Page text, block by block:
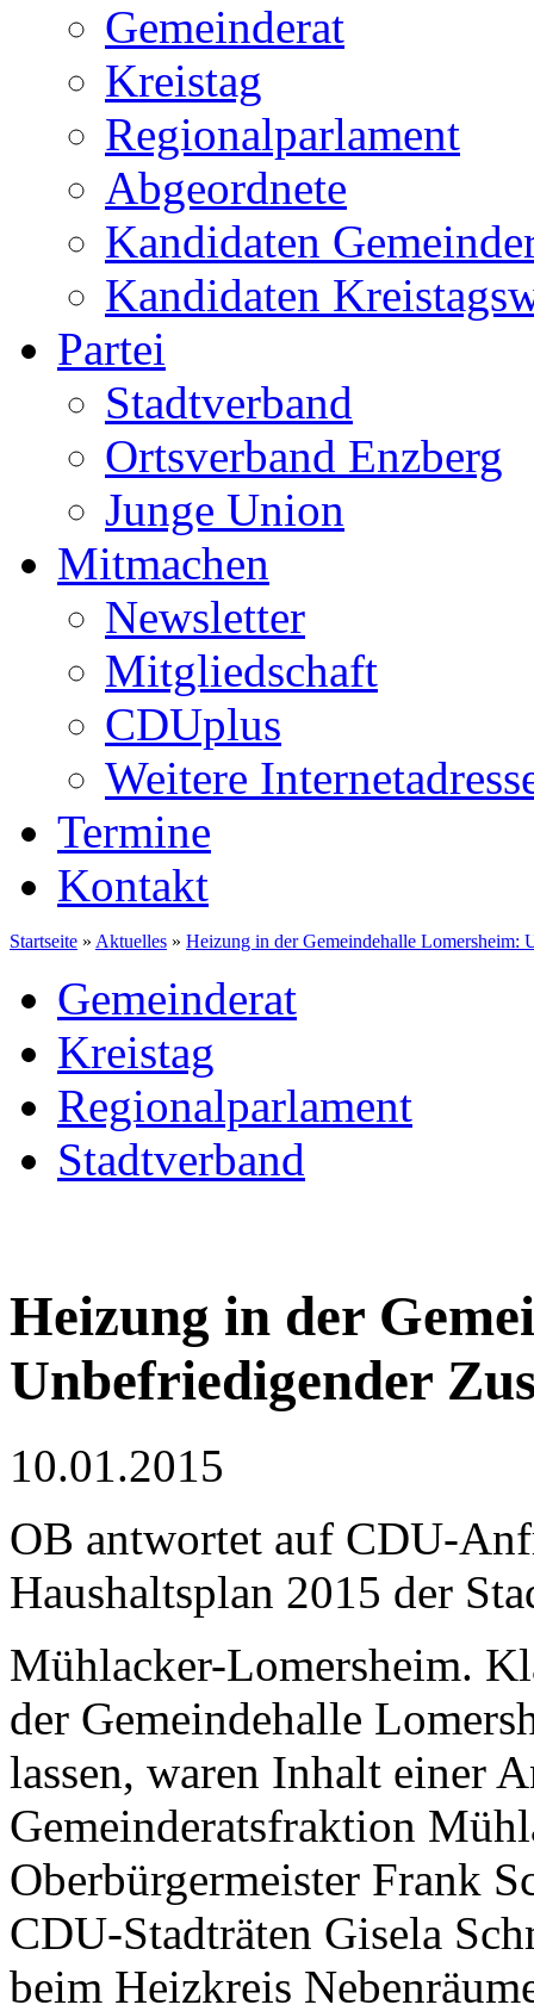
Gemeinderat
Kreistag
Regionalparlament
Abgeordnete
Kandidaten
Kandidaten
Partei
Stadtverband
Ortsverband Enzberg
Junge Union
Mitmachen
Newsletter
Mitgliedschaft
CDUplus
Weitere
Termine
Kontakt
Startseite » Aktuelles » Heizung in der Gemeindehalle Lomersheim:
Gemeinderat
Kreistag
Regionalparlament
Stadtverband
Heizung in der
Unbefriedigender
10.01.2015
OB antwortet auf CDU-
Haushaltsplan 2015 der
Mühlacker-Lomersheim.
der Gemeindehalle
lassen, waren Inhalt einer
Gemeinderatsfraktion
Oberbürgermeister Frank
CDU-Stadträten Gisela
beim Heizkreis